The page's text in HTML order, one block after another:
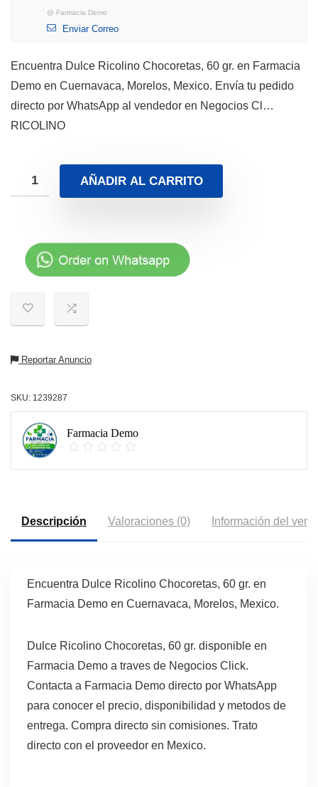
@ Farmacia Demo
Enviar Correo
Encuentra Dulce Ricolino Chocoretas, 60 gr. en Farmacia
Demo en Cuernavaca, Morelos, Mexico. Envía tu pedido
directo por WhatsApp al vendedor en Negocios Cl…
RICOLINO
AÑADIR AL CARRITO
Reportar Anuncio
SKU: 1239287
Farmacia Demo
Descripción Valoraciones (0) Información del
Encuentra Dulce Ricolino Chocoretas, 60 gr. en
Farmacia Demo en Cuernavaca, Morelos, Mexico.
Dulce Ricolino Chocoretas, 60 gr. disponible en
Farmacia Demo a traves de Negocios Click.
Contacta a Farmacia Demo directo por WhatsApp
para conocer el precio, disponibilidad y metodos de
entrega. Compra directo sin comisiones. Trato
directo con el proveedor en Mexico.